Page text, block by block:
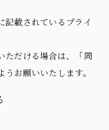
記載されているプライ
ただける場合は、「同
お願いいたします。